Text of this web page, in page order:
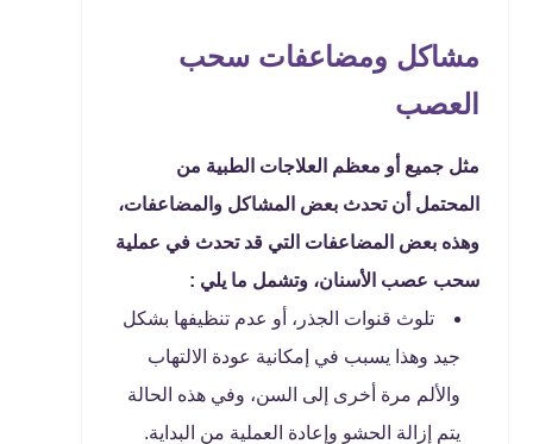
مشاكل ومضاعفات سحب
العصب
مثل جميع أو معظم العلاجات الطبية من
المحتمل أن تحدث بعض المشاكل والمضاعفات،
وهذه بعض المضاعفات التي قد تحدث في عملية
سحب عصب الأسنان، وتشمل ما يلي :
تلوث قنوات الجذر، أو عدم تنظيفها بشكل
جيد وهذا يسبب في إمكانية عودة الالتهاب
والألم مرة أخرى إلى السن، وفي هذه الحالة
يتم إزالة الحشو وإعادة العملية من البداية.